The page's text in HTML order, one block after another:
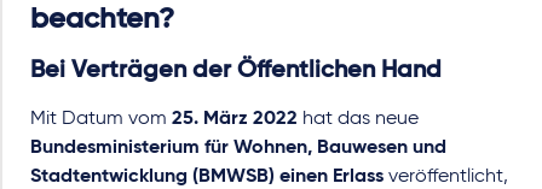
beachten?
Bei Verträgen der Öffentlichen Hand
Mit Datum vom 25. März 2022 hat das neue
Bundesministerium für Wohnen, Bauwesen und
Stadtentwicklung (BMWSB) einen Erlass veröffentlicht,